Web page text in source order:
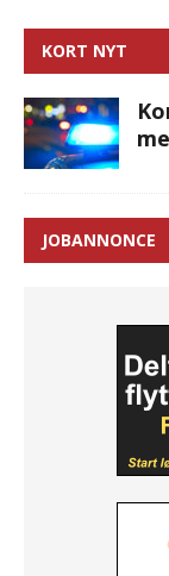
KORT NYT
JOBANNONCE